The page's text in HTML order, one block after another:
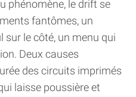
phénomène, le drift se
fantômes, un
sur le côté, un menu qui
Deux causes
des circuits imprimés
laisse poussière et